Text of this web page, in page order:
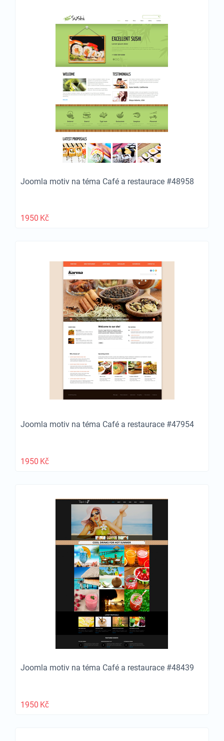
Joomla motiv na téma Café a restaurace #48958
1950 Kč
Joomla motiv na téma Café a restaurace #47954
1950 Kč
Joomla motiv na téma Café a restaurace #48439
1950 Kč